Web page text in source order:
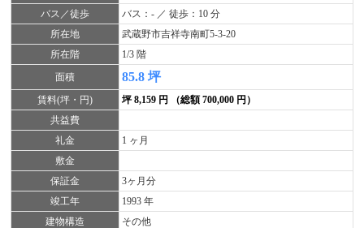
バス／徒歩
バス：- ／ 徒歩：10 分
所在地
武蔵野市吉祥寺南町5-3-20
所在階
1/3 階
面積
85.8 坪
賃料(坪・円)
坪 8,159 円 （総額 700,000 円）
共益費
礼金
1 ヶ月
敷金
保証金
3ヶ月分
竣工年
1993 年
建物構造
その他